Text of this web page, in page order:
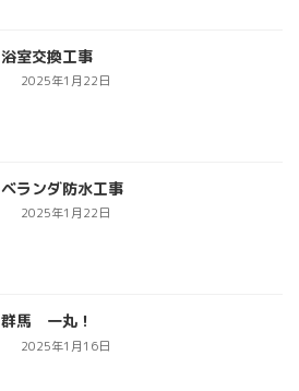
浴室交換工事
2025年1月22日
ベランダ防水工事
2025年1月22日
群馬 一丸！
2025年1月16日